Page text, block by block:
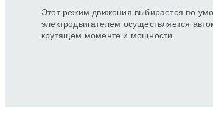
Этот режим движения выбирается по
электродвигателем осуществляется
крутящем моменте и мощности.